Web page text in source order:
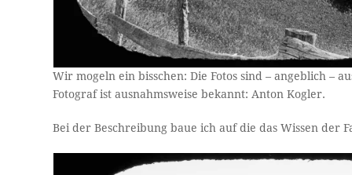
Wir mogeln ein bisschen: Die Fotos sind – angeblich –
Fotograf ist ausnahmsweise bekannt: Anton Kogler.
Bei der Beschreibung baue ich auf die das Wissen der